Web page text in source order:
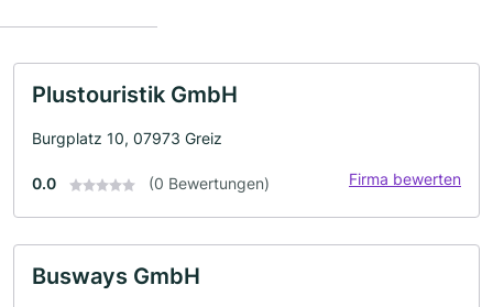
Plustouristik GmbH
Burgplatz 10, 07973 Greiz
0.0 (0 Bewertungen) Firma bewerten
Busways GmbH